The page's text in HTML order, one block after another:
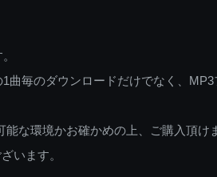
毎のダウンロードだけでなく、
な環境かお確かめの上、ご購入頂け
います。